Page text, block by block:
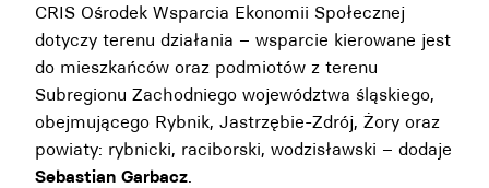
CRIS Ośrodek Wsparcia Ekonomii Społecznej
dotyczy terenu działania – wsparcie kierowane jest
do mieszkańców oraz podmiotów z terenu
Subregionu Zachodniego województwa śląskiego,
obejmującego Rybnik, Jastrzębie-Zdrój, Żory oraz
powiaty: rybnicki, raciborski, wodzisławski – dodaje
Sebastian Garbacz